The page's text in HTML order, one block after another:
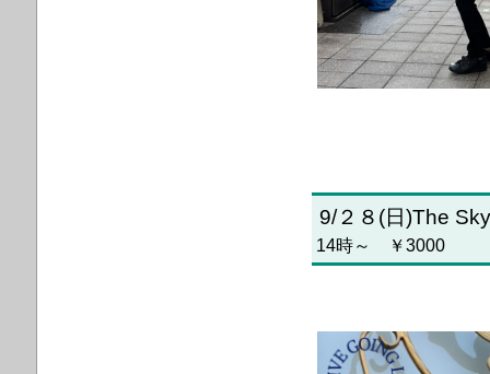
9/２８(日)The
14時～ ￥3000